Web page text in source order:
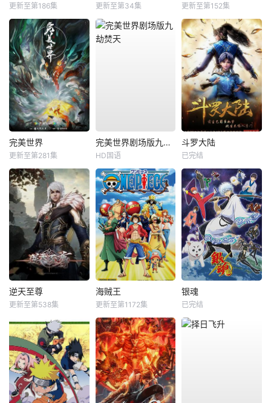
更新至第186集 更新至第34集 更新至第152集
完美世界
更新至第281集
完美世界剧场版九劫焚天
HD国语
斗罗大陆
已完结
逆天至尊
更新至第538集
海贼王
更新至第1172集
银魂
已完结